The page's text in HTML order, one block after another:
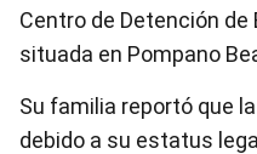
Centro de Detención
situada en Pompano
Su familia reportó que
debido a su estatus